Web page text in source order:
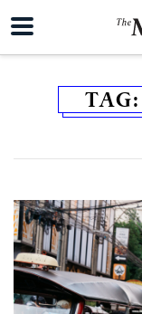
TAG: